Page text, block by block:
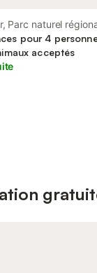
Parc naturel
pour 4
acceptés